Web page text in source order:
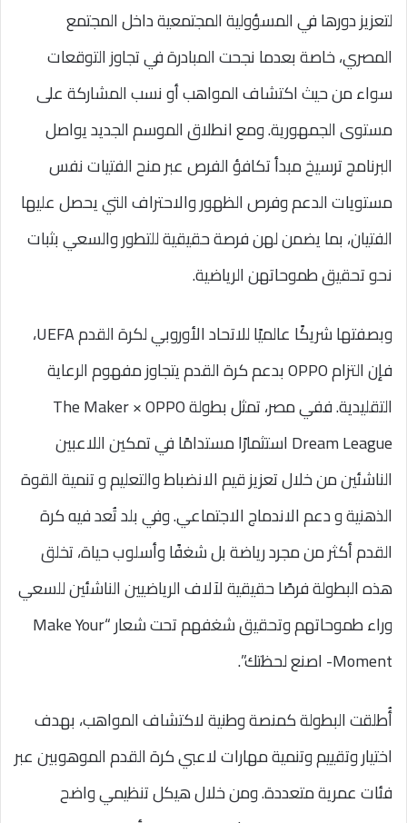
لتعزيز دورها في المسؤولية المجتمعية داخل المجتمع
المصري، خاصة بعدما نجحت المبادرة في تجاوز التوقعات
سواء من حيث اكتشاف المواهب أو نسب المشاركة على
مستوى الجمهورية. ومع انطلاق الموسم الجديد يواصل
البرنامج ترسيخ مبدأ تكافؤ الفرص عبر منح الفتيات نفس
مستويات الدعم وفرص الظهور والاحتراف التي يحصل عليها
الفتيان، بما يضمن لهن فرصة حقيقية للتطور والسعي بثبات
نحو تحقيق طموحاتهن الرياضية.
وبصفتها شريكًا عالميًا للاتحاد الأوروبي لكرة القدم UEFA،
فإن التزام OPPO بدعم كرة القدم يتجاوز مفهوم الرعاية
التقليدية. ففي مصر، تمثل بطولة The Maker × OPPO
Dream League استثمارًا مستدامًا في تمكين اللاعبين
الناشئين من خلال تعزيز قيم الانضباط والتعليم و تنمية القوة
الذهنية و دعم الاندماج الاجتماعي. وفي بلد تُعد فيه كرة
القدم أكثر من مجرد رياضة بل شغفًا وأسلوب حياة، تخلق
هذه البطولة فرصًا حقيقية لآلاف الرياضيين الناشئين للسعي
وراء طموحاتهم وتحقيق شغفهم تحت شعار “Make Your
Moment- اصنع لحظتك”.
أُطلقت البطولة كمنصة وطنية لاكتشاف المواهب، بهدف
اختيار وتقييم وتنمية مهارات لاعبي كرة القدم الموهوبين عبر
فئات عمرية متعددة. ومن خلال هيكل تنظيمي واضح